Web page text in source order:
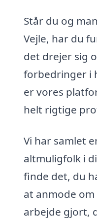
Står du og
Vejle, har du
det drejer sig
forbedringer i
er vores
helt rigtige
Vi har samlet
altmuligfolk i
finde det, du
at anmode
arbejde gjort,